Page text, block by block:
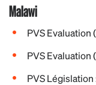
Malawi
PVS Evaluation
PVS Evaluation
PVS Législation